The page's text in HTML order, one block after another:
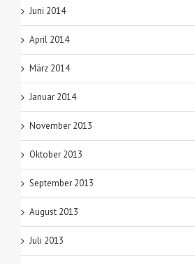
Juni 2014
April 2014
März 2014
Januar 2014
November 2013
Oktober 2013
September 2013
August 2013
Juli 2013